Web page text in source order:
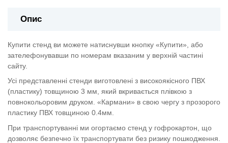
Опис
Купити стенд ви можете натиснувши кнопку «Купити», або
зателефонувавши по номерам вказаним у верхній частині
сайту.
Усі представленні стенди виготовлені з високоякісного ПВХ
(пластику) товщиною 3 мм, який вкривається плівкою з
повнокольоровим друком. «Кармани» в свою чергу з прозорого
пластику ПВХ товщиною 0.4мм.
При транспортуванні ми огортаємо стенд у гофрокартон, що
дозволяє безпечно їх транспортувати без ризику пошкодження.